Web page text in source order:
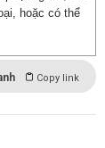
hoặc có thể
Copy link